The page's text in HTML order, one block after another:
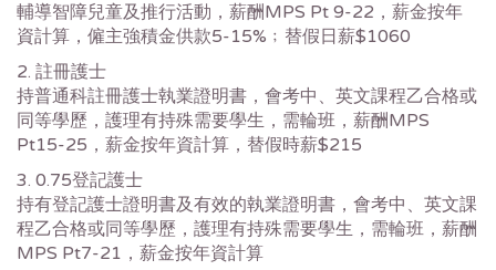
輔導智障兒童及推行活動，薪酬MPS Pt 9-22，薪金按年
資計算，僱主強積金供款5-15%﹔替假日薪$1060
2. 註冊護士
持普通科註冊護士執業證明書，會考中、英文課程乙合格或
同等學歷，護理有持殊需要學生，需輪班，薪酬MPS
Pt15-25，薪金按年資計算，替假時薪$215
3. 0.75登記護士
持有登記護士證明書及有效的執業證明書，會考中、英文課
程乙合格或同等學歷，護理有持殊需要學生，需輪班，薪酬
MPS Pt7-21，薪金按年資計算